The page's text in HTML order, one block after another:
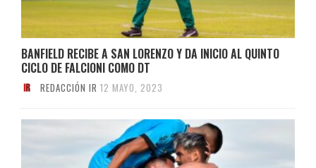
BANFIELD RECIBE A SAN LORENZO Y DA INICIO AL QUINTO
CICLO DE FALCIONI COMO DT
REDACCIÓN IR 12 MAYO, 2023